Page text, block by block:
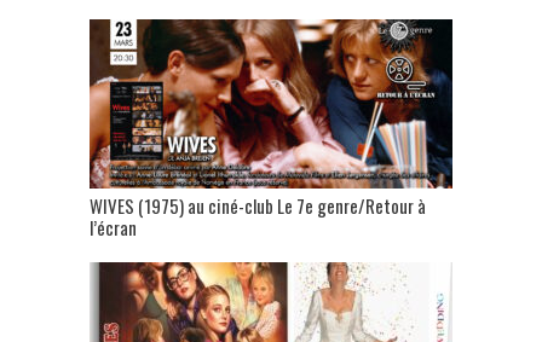
WIVES (1975) au ciné-club Le 7e genre/Retour à
l’écran